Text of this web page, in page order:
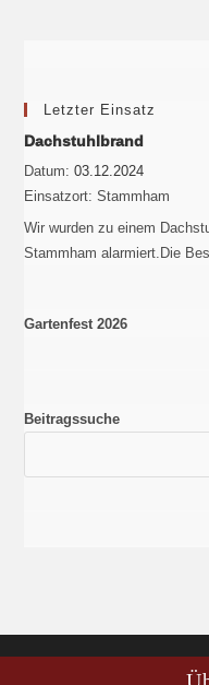
Letzter Einsatz
Dachstuhlbrand
Datum:03.12.2024
Einsatzort: Stammham
Wir wurden zu einem
Stammham alarmiert.Die
Gartenfest 2026
Beitragssuche